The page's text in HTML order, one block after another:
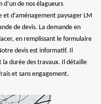
de nos élagueurs
d’aménagement paysager LM
de devis. La demande en
en remplissant le formulaire
devis est informatif. Il
la durée des travaux. Il détaille
et sans engagement.